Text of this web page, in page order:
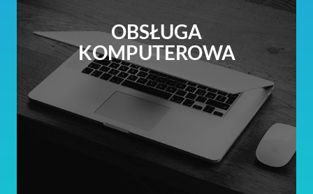
OBSŁUGA
KOMPUTEROWA